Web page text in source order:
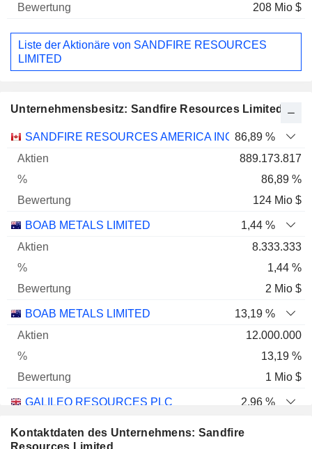
208 Mio $
Liste der Aktionäre von SANDFIRE RESOURCES
LIMITED
Unternehmensbesitz: Sandfire Resources Limited
Name Aktien % Bewertung
SANDFIRE RESOURCES AMERICA INC.86,89 %
889.173.817
86,89 %
124 Mio $
BOAB METALS LIMITED
1,44 %
8.333.333
1,44 %
2 Mio $
BOAB METALS LIMITED
13,19 %
12.000.000
13,19 %
1 Mio $
GALILEO RESOURCES PLC
2,96 %
Kontaktdaten des Unternehmens: Sandfire